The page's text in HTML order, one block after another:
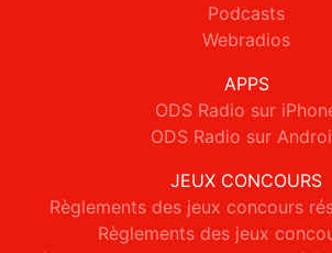
Podcasts
Webradios
APPS
ODS Radio sur
ODS Radio sur
JEUX CONCOURS
Règlements des jeux concours
Règlements des jeux